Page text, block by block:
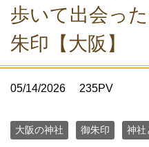
歩いて出会っ
朱印【大阪】
05/14/2026 235PV
大阪の神社 御朱印 神社